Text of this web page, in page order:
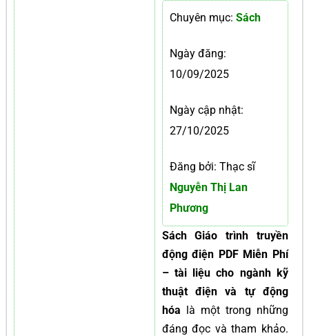
Chuyên mục: Sách
Ngày đăng:
10/09/2025
Ngày cập nhật:
27/10/2025
Đăng bởi: Thạc sĩ
Nguyễn Thị Lan
Phương
Sách Giáo trình truyền
động điện PDF Miễn Phí
– tài liệu cho ngành kỹ
thuật điện và tự động
hóa là một trong những
đáng đọc và tham khảo.